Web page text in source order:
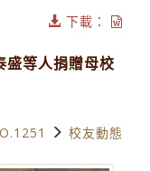
下載：
盛等人捐贈母校
校友動態